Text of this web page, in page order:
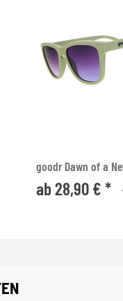
goodr Dawn of a
ab 28,90 € *